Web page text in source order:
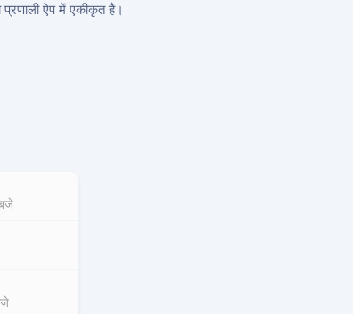
ऐप में एकीकृत है।